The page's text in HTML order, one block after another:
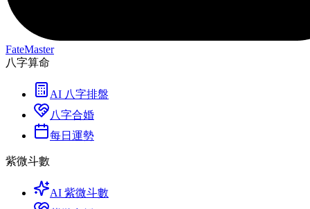
FateMaster
八字算命
AI 八字排盤
八字合婚
每日運勢
紫微斗數
AI 紫微斗數